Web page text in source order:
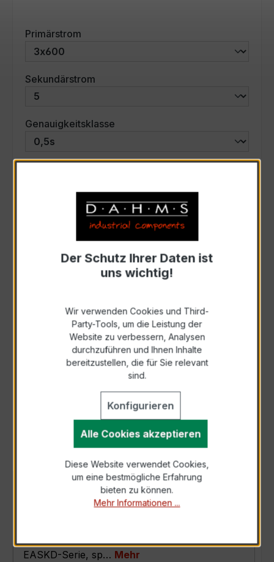
Primärstrom
Sekundärstrom
Genauigkeitsklasse
Auswahl zurücksetzen
Art. Nr.:46637
Zur Sammelanfrage hinzufügen
Anfrage telefonisch
Als PDF exportieren
Der EASKD 31.8 3x600/5A 2,5VA Kl.0,5s ist ein
Verrechnungsstromwandler der bewährten
EASKD-Serie, sp… Mehr
Der Schutz Ihrer Daten ist
uns wichtig!
Wir verwenden Cookies und Third-
Party-Tools, um die Leistung der
Website zu verbessern, Analysen
durchzuführen und Ihnen Inhalte
bereitzustellen, die für Sie relevant
sind.
Konfigurieren
Alle Cookies akzeptieren
Diese Website verwendet Cookies,
um eine bestmögliche Erfahrung
bieten zu können.
Mehr Informationen ...